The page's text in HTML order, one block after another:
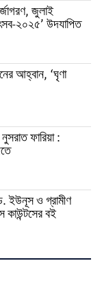
জুলাই
২০২৫’ উদযাপিত
আহ্বান, ‘ঘৃণা
ফারিয়া :
ইউনূস ও গ্রামীণ
কাউন্টসের বই